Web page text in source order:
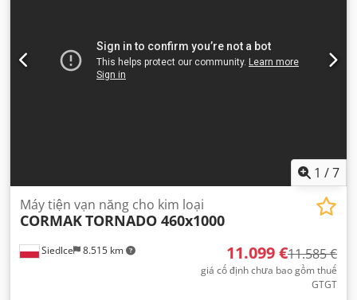
1 /7
Siedlce 8.515 km
Máy tiện vạn năng cho kim loại
CORMAKTORNADO 460x1000
11.099 €11.585 €
giá cố định chưa bao gồm thuế
GTGT